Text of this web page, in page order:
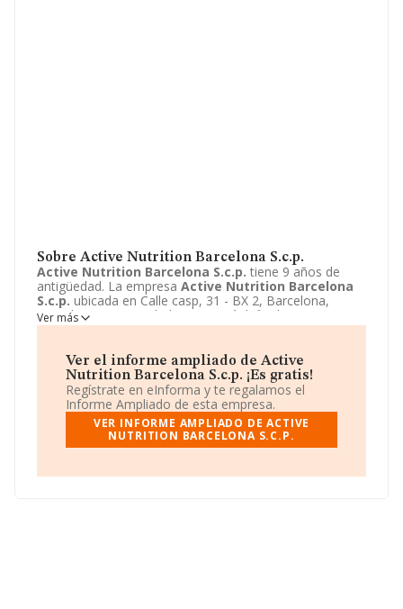
Sobre Active Nutrition Barcelona S.c.p.
Active Nutrition Barcelona S.c.p. tiene 9 años de
antigüedad. La empresa Active Nutrition Barcelona
S.c.p. ubicada en Calle casp, 31 - BX 2, Barcelona,
Barcelona. Su actividad CNAE está definida como 4727 -
Comercio al por menor de otros productos alimenticios.
S.c.p.es Sociedad civil.
Ver más
Ver el informe ampliado de Active
Nutrition Barcelona S.c.p. ¡Es gratis!
Regístrate en eInforma y te regalamos el
Informe Ampliado de esta empresa.
VER INFORME AMPLIADO DE ACTIVE
NUTRITION BARCELONA S.C.P.